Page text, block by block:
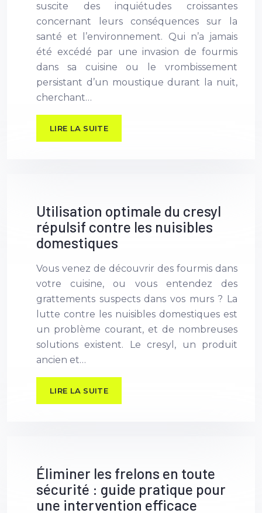
suscite des inquiétudes croissantes
concernant leurs conséquences sur la
santé et l’environnement. Qui n’a jamais
été excédé par une invasion de fourmis
dans sa cuisine ou le vrombissement
persistant d’un moustique durant la nuit,
cherchant…
LIRE LA SUITE
Utilisation optimale du cresyl
répulsif contre les nuisibles
domestiques
Vous venez de découvrir des fourmis dans
votre cuisine, ou vous entendez des
grattements suspects dans vos murs ? La
lutte contre les nuisibles domestiques est
un problème courant, et de nombreuses
solutions existent. Le cresyl, un produit
ancien et…
LIRE LA SUITE
Éliminer les frelons en toute
sécurité : guide pratique pour
une intervention efficace